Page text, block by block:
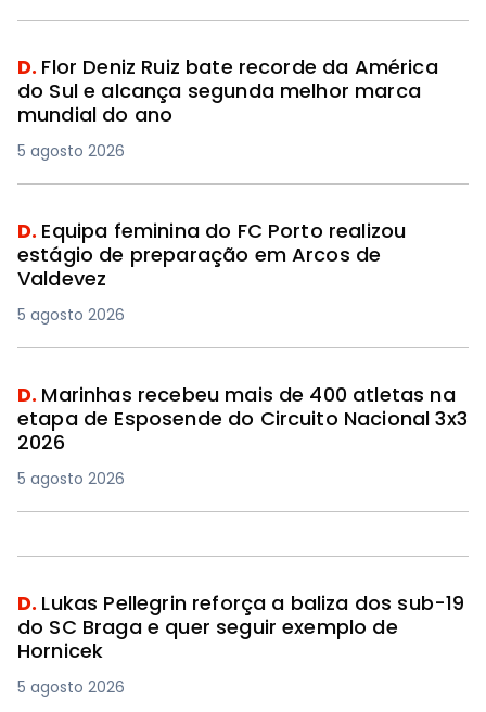
D. Flor Deniz Ruiz bate recorde da América
do Sul e alcança segunda melhor marca
mundial do ano
5 agosto 2026
D. Equipa feminina do FC Porto realizou
estágio de preparação em Arcos de
Valdevez
5 agosto 2026
D. Marinhas recebeu mais de 400 atletas na
etapa de Esposende do Circuito Nacional 3x3
2026
5 agosto 2026
D. Lukas Pellegrin reforça a baliza dos sub-19
do SC Braga e quer seguir exemplo de
Hornicek
5 agosto 2026